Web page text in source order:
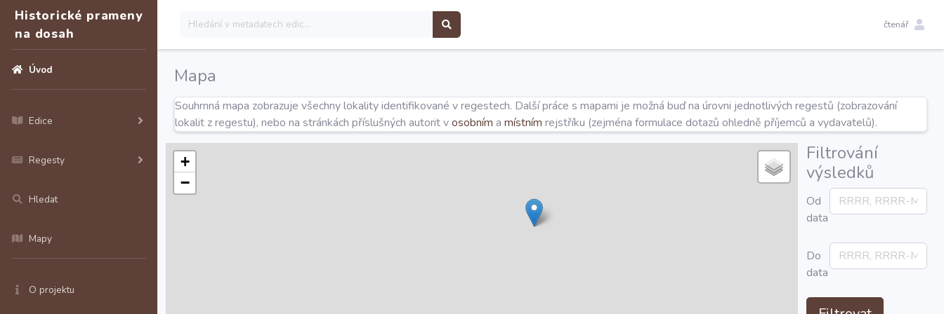
Historické prameny
na dosah
Úvod
Edice
Regesty
Hledat
Mapy
O projektu
čtenář
Mapa
Souhrnná mapa zobrazuje všechny lokality identifikované v regestech. Další práce s mapami je možná buď na úrovni jednotlivých regestů (zobrazování
lokalit z regestu), nebo na stránkách příslušných autorit vosobním a místním rejstříku (zejména formulace dotazů ohledně příjemců a vydavatelů).
+
−
Filtrování
výsledků
Od
data
Do
data